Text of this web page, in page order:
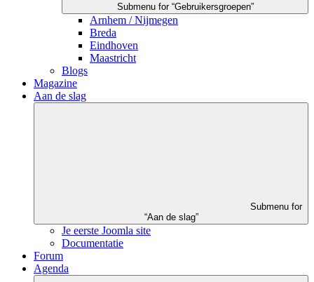
Submenu for “Gebruikersgroepen”
Arnhem / Nijmegen
Breda
Eindhoven
Maastricht
Blogs
Magazine
Aan de slag
Submenu for
“Aan de slag”
Je eerste Joomla site
Documentatie
Forum
Agenda